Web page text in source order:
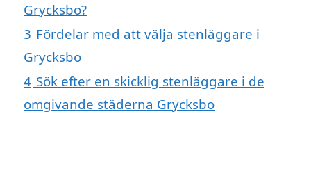
Grycksbo?
3 Fördelar med att välja stenläggare i
Grycksbo
4 Sök efter en skicklig stenläggare i de
omgivande städerna Grycksbo